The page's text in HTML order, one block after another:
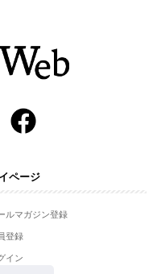
ページ
ルマガジン登録
登録
イン